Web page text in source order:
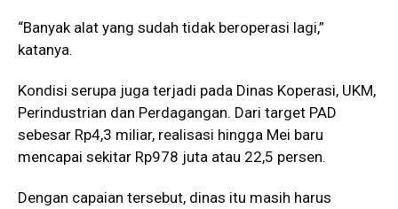
“Banyak alat yang sudah tidak beroperasi lagi,”
katanya.
Kondisi serupa juga terjadi pada Dinas Koperasi, UKM,
Perindustrian dan Perdagangan. Dari target PAD
sebesar Rp4,3 miliar, realisasi hingga Mei baru
mencapai sekitar Rp978 juta atau 22,5 persen.
Dengan capaian tersebut, dinas itu masih harus